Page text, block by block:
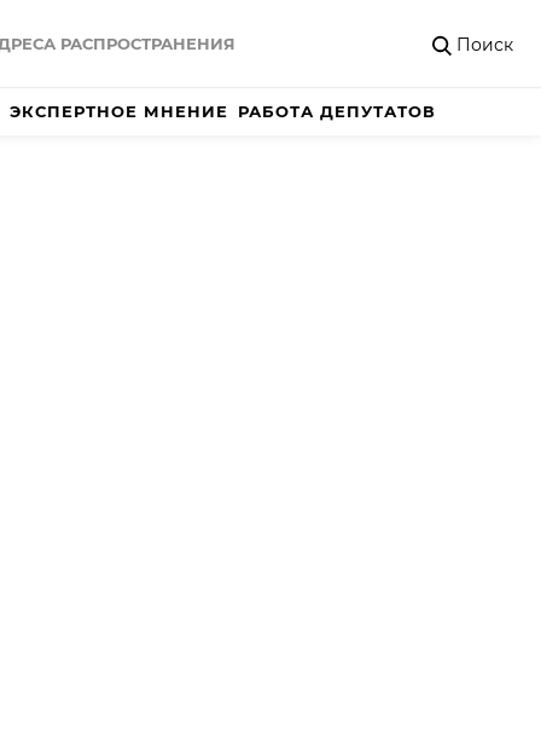
РАСПРОСТРАНЕНИЯ Поиск
ЭКСПЕРТНОЕ МНЕНИЕ РАБОТА ДЕПУТАТОВ